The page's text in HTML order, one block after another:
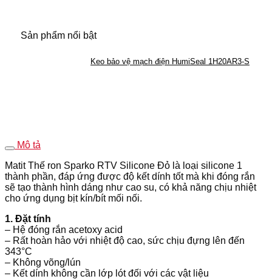
Sản phẩm nổi bật
Keo bảo vệ mạch điện HumiSeal 1H20AR3-S
Mô tả
Matit Thế ron Sparko RTV Silicone Đỏ là loại silicone 1
thành phần, đáp ứng được độ kết dính tốt mà khi đóng rắn
sẽ tạo thành hình dáng như cao su, có khả năng chịu nhiệt
cho ứng dụng bịt kín/bít mối nối.
1. Đặt tính
– Hệ đóng rắn acetoxy acid
– Rất hoàn hảo với nhiệt độ cao, sức chịu đựng lên đến
343°C
– Không võng/lún
– Kết dính không cần lớp lót đối với các vật liệu